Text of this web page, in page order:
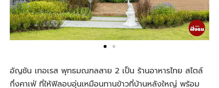
อัญชัน เทอเรส พุทธมณฑลสาย 2 เป็น ร้านอาหารไทย สไตล์
กึ่งคาเฟ่ ที่ให้ฟิลอบอุ่นเหมือนทานข้าวที่บ้านหลังใหญ่ พร้อม